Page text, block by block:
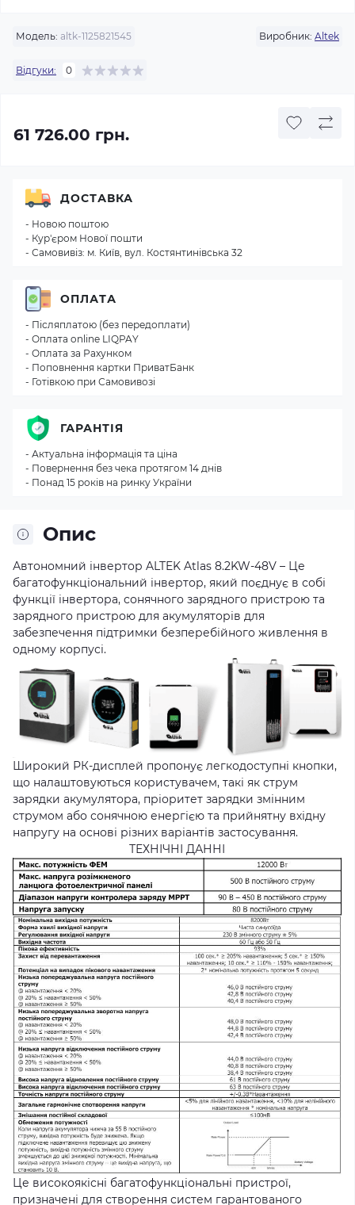
Модель: altk-1125821545 Виробник: Altek
Відгуки: 0
61 726.00 грн.
Опис
Автономний інвертор ALTEK Atlas 8.2KW-48V – Це
багатофункціональний інвертор, який поєднує в собі
функції інвертора, сонячного зарядного пристрою та
зарядного пристрою для акумуляторів для
забезпечення підтримки безперебійного живлення в
одному корпусі.
Широкий РК-дисплей пропонує легкодоступні кнопки,
що налаштовуються користувачем, такі як струм
зарядки акумулятора, пріоритет зарядки змінним
струмом або сонячною енергією та прийнятну вхідну
напругу на основі різних варіантів застосування.
ТЕХНІЧНІ ДАННІ
Це високоякісні багатофункціональні пристрої,
призначені для створення систем гарантованого
ДОСТАВКА
- Новою поштою
- Кур'єром Нової пошти
- Самовивіз: м. Київ, вул. Костянтинівська 32
ОПЛАТА
- Післяплатою (без передоплати)
- Оплата online LIQPAY
- Оплата за Рахунком
- Поповнення картки ПриватБанк
- Готівкою при Самовивозі
ГАРАНТІЯ
- Актуальна інформація та ціна
- Повернення без чека протягом 14 днів
- Понад 15 років на ринку України